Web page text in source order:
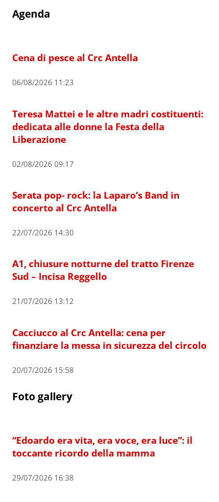
Agenda
Cena di pesce al Crc Antella
06/08/2026 11:23
Teresa Mattei e le altre madri costituenti:
dedicata alle donne la Festa della
Liberazione
02/08/2026 09:17
Serata pop- rock: la Laparo’s Band in
concerto al Crc Antella
22/07/2026 14:30
A1, chiusure notturne del tratto Firenze
Sud – Incisa Reggello
21/07/2026 13:12
Cacciucco al Crc Antella: cena per
finanziare la messa in sicurezza del circolo
20/07/2026 15:58
Foto gallery
“Edoardo era vita, era voce, era luce”: il
toccante ricordo della mamma
29/07/2026 16:38